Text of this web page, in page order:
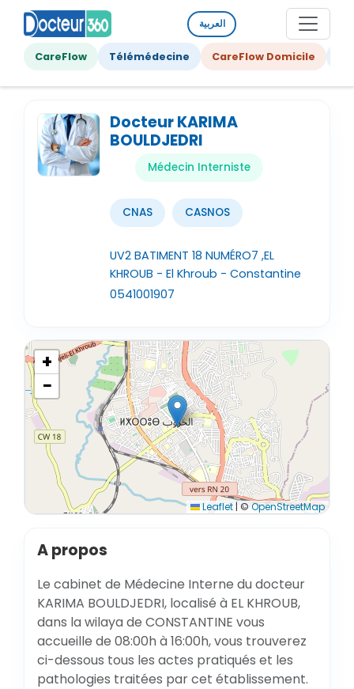
العربية
CareFlow Télémédecine CareFlow Domicile
Docteur KARIMA
BOULDJEDRI
Médecin Interniste
CNAS CASNOS
UV2 BATIMENT 18 NUMÉRO7 ,EL
KHROUB - El Khroub - Constantine
0541001907
+
−
Leaflet|©OpenStreetMap
A propos
Le cabinet de Médecine Interne du docteur
KARIMA BOULDJEDRI, localisé à EL KHROUB,
dans la wilaya de CONSTANTINE vous
accueille de 08:00h à 16:00h, vous trouverez
ci-dessous tous les actes pratiqués et les
pathologies traitées par cet établissement.